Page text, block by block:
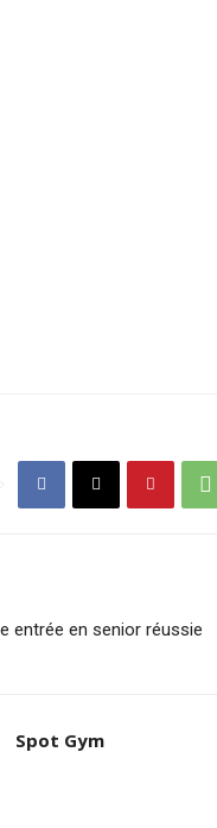
entrée en senior réussie
Spot Gym